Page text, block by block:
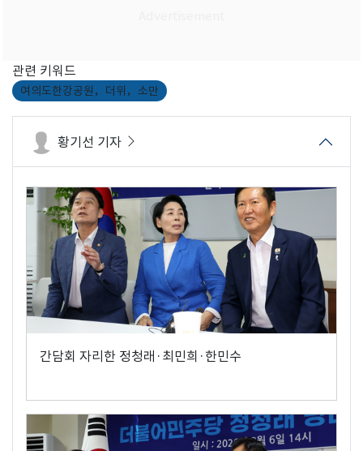
관련 키워드
여의도한강공원，더위，소만
황기선 기자
간담회 자리한 정청래·최민희·한민수